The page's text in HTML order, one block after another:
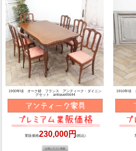
1930年頃 オーク材 フランス アンティーク・ダイニン
グセット antique65644
業販価格230,000円(税込)
1910年頃